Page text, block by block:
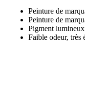
Peinture de
Peinture de
Pigment
Faible odeur, très